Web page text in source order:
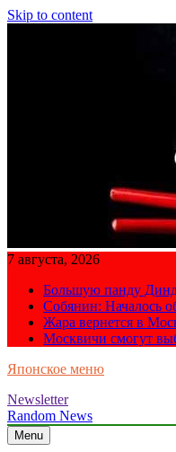
Skip to content
7 августа, 2026
Большую панду
Собянин: Началось
Жара вернется в
Москвичи смогут
Японское меню
Newsletter
Random News
Menu